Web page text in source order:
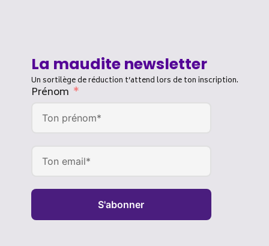
La maudite newsletter
Un sortilège de réduction t’attend lors de ton inscription.
Prénom
S'abonner